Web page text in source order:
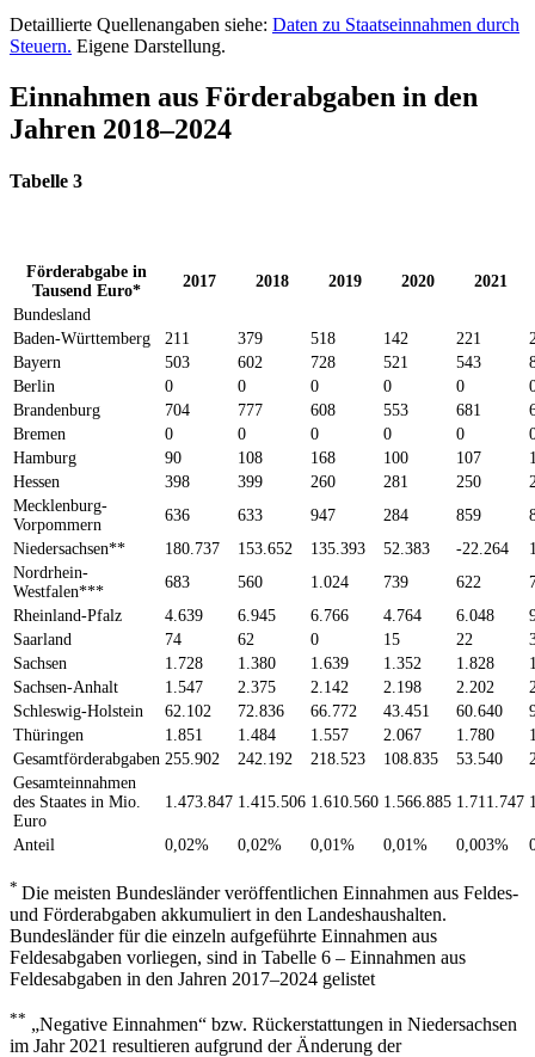
Detaillierte Quellenangaben siehe: Daten zu Staatseinnahmen durch
Steuern​. Eigene Darstellung.
Einnahmen aus Förderabgaben in den
Jahren 2018–2024
Tabelle 3
Förderabgabe in
Tausend Euro*
2017 2018 2019 2020
2021
Bundesland
Baden-Württemberg
211 379 518 142 221
Bayern
503 602 728 521 543
Berlin
0 0 0 0 0
Brandenburg
704 777 608 553 681
Bremen
0 0 0 0 0
Hamburg
90 108 168 100 107
Hessen
398 399 260 281 250
Mecklenburg-
Vorpommern
636 633 947 284 859
Niedersachsen**
180.737 153.652 135.393 52.383 -22.264
Nordrhein-
Westfalen***
683 560 1.024 739 622
Rheinland-Pfalz
4.639 6.945 6.766 4.764 6.048
Saarland
74 62 0 15 22
Sachsen
1.728 1.380 1.639 1.352 1.828
Sachsen-Anhalt
1.547 2.375 2.142 2.198 2.202
Schleswig-Holstein
62.102 72.836 66.772 43.451 60.640
Thüringen
1.851 1.484 1.557 2.067 1.780
Gesamtförderabgaben 255.902 242.192 218.523 108.835 53.540
Gesamteinnahmen
des Staates in Mio.
Euro
1.473.847 1.415.506 1.610.560 1.566.885 1.711.747
Anteil 0,02% 0,02% 0,01% 0,01% 0,003%
* Die meisten Bundesländer veröffentlichen Einnahmen aus Feldes-
und Förderabgaben akkumuliert in den Landeshaushalten.
Bundesländer für die einzeln aufgeführte Einnahmen aus
Feldesabgaben vorliegen, sind in Tabelle 6 – Einnahmen aus
Feldesabgaben in den Jahren 2017–2024 gelistet
** „Negative Einnahmen“ bzw. Rückerstattungen in Niedersachsen
im Jahr 2021 resultieren aufgrund der Änderung der